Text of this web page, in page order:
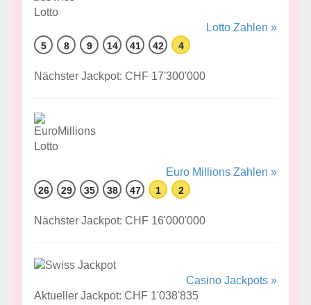
Lotto Zahlen »
5 8 9 14 41 42 4
Nächster Jackpot: CHF 17'300'000
Euro Millions Zahlen »
26 29 35 38 47 1 2
Nächster Jackpot: CHF 16'000'000
Casino Jackpots »
Aktueller Jackpot: CHF 1'038'835